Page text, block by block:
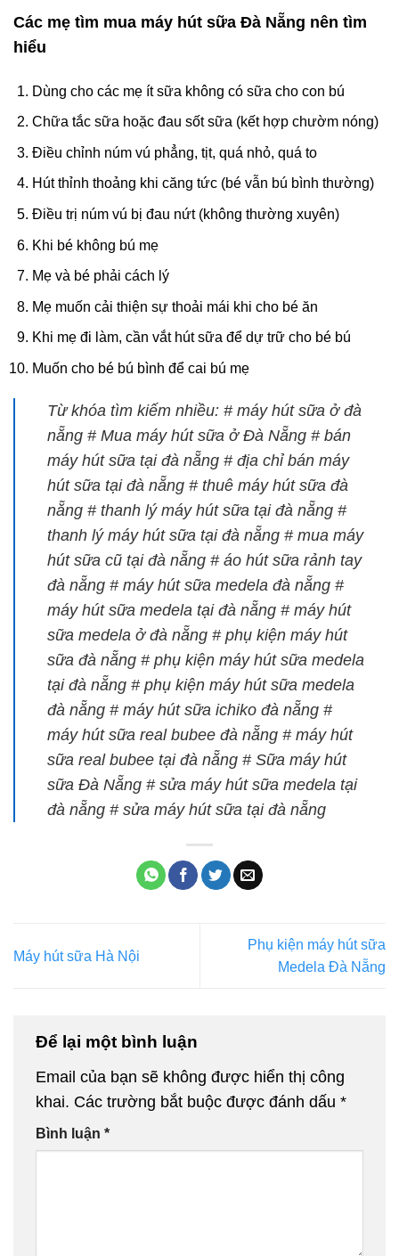
Các mẹ tìm mua máy hút sữa Đà Nẵng nên tìm
hiểu
Dùng cho các mẹ ít sữa không có sữa cho con bú
Chữa tắc sữa hoặc đau sốt sữa (kết hợp chườm nóng)
Điều chỉnh núm vú phẳng, tịt, quá nhỏ, quá to
Hút thỉnh thoảng khi căng tức (bé vẫn bú bình thường)
Điều trị núm vú bị đau nứt (không thường xuyên)
Khi bé không bú mẹ
Mẹ và bé phải cách lý
Mẹ muốn cải thiện sự thoải mái khi cho bé ăn
Khi mẹ đi làm, cần vắt hút sữa để dự trữ cho bé bú
Muốn cho bé bú bình để cai bú mẹ
Từ khóa tìm kiếm nhiều: # máy hút sữa ở đà
nẵng # Mua máy hút sữa ở Đà Nẵng # bán
máy hút sữa tại đà nẵng # địa chỉ bán máy
hút sữa tại đà nẵng # thuê máy hút sữa đà
nẵng # thanh lý máy hút sữa tại đà nẵng #
thanh lý máy hút sữa tại đà nẵng # mua máy
hút sữa cũ tại đà nẵng # áo hút sữa rảnh tay
đà nẵng # máy hút sữa medela đà nẵng #
máy hút sữa medela tại đà nẵng # máy hút
sữa medela ở đà nẵng # phụ kiện máy hút
sữa đà nẵng # phụ kiện máy hút sữa medela
tại đà nẵng # phụ kiện máy hút sữa medela
đà nẵng # máy hút sữa ichiko đà nẵng #
máy hút sữa real bubee đà nẵng # máy hút
sữa real bubee tại đà nẵng # Sữa máy hút
sữa Đà Nẵng # sửa máy hút sữa medela tại
đà nẵng # sửa máy hút sữa tại đà nẵng
Máy hút sữa Hà Nội
Phụ kiện máy hút sữa
Medela Đà Nẵng
Để lại một bình luận
Email của bạn sẽ không được hiển thị công
khai. Các trường bắt buộc được đánh dấu *
Bình luận *